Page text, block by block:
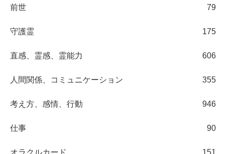
前世 79
守護霊 175
直感、霊感、霊能力 606
人間関係、コミュニケーション 355
考え方、感情、行動 946
仕事 90
オラクルカード 151